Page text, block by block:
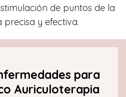
de puntos de la
y efectiva.
para
Auriculoterapia